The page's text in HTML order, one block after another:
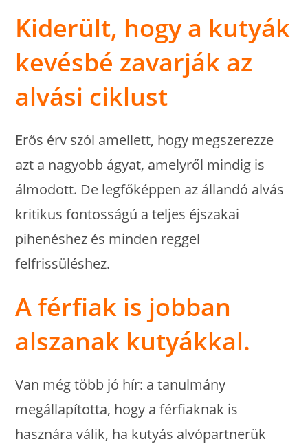
Kiderült, hogy a kutyák
kevésbé zavarják az
alvási ciklust
Erős érv szól amellett, hogy megszerezze
azt a nagyobb ágyat, amelyről mindig is
álmodott. De legfőképpen az állandó alvás
kritikus fontosságú a teljes éjszakai
pihenéshez és minden reggel
felfrissüléshez.
A férfiak is jobban
alszanak kutyákkal.
Van még több jó hír: a tanulmány
megállapította, hogy a férfiaknak is
hasznára válik, ha kutyás alvópartnerük